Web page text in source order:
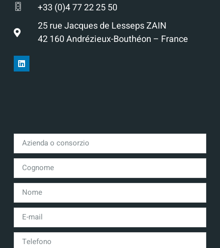
+33 (0)4 77 22 25 50
25 rue Jacques de Lesseps ZAIN
42 160 Andrézieux-Bouthéon – France